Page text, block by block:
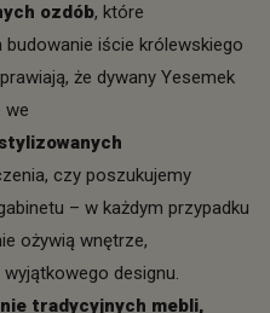
ozdób, które
budowanie iście królewskiego
że dywany Yesemek
we
czy poszukujemy
– w każdym przypadku
ożywią wnętrze,
designu.
tradycyjnych mebli,